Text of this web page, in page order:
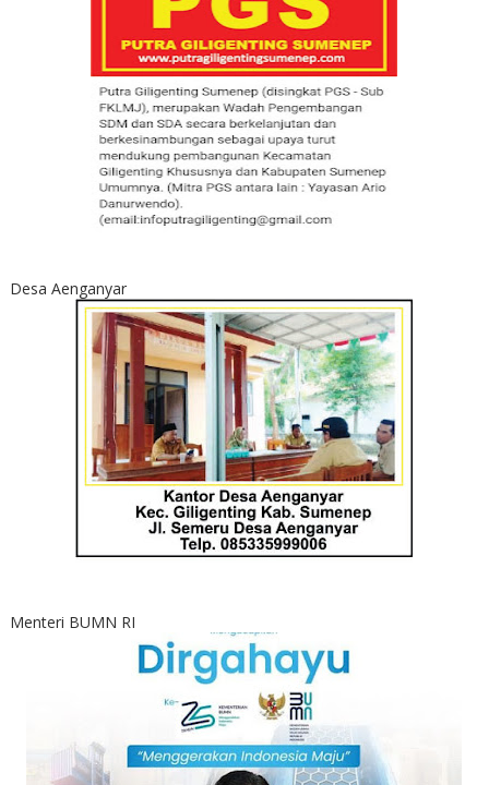
Desa Aenganyar
Menteri BUMN RI